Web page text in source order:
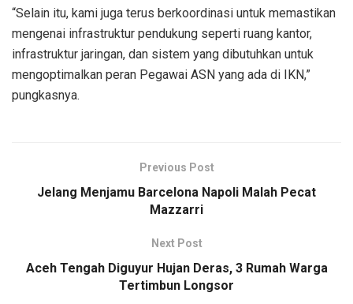
“Selain itu, kami juga terus berkoordinasi untuk memastikan
mengenai infrastruktur pendukung seperti ruang kantor,
infrastruktur jaringan, dan sistem yang dibutuhkan untuk
mengoptimalkan peran Pegawai ASN yang ada di IKN,”
pungkasnya.
Previous Post
Jelang Menjamu Barcelona Napoli Malah Pecat
Mazzarri
Next Post
Aceh Tengah Diguyur Hujan Deras, 3 Rumah Warga
Tertimbun Longsor